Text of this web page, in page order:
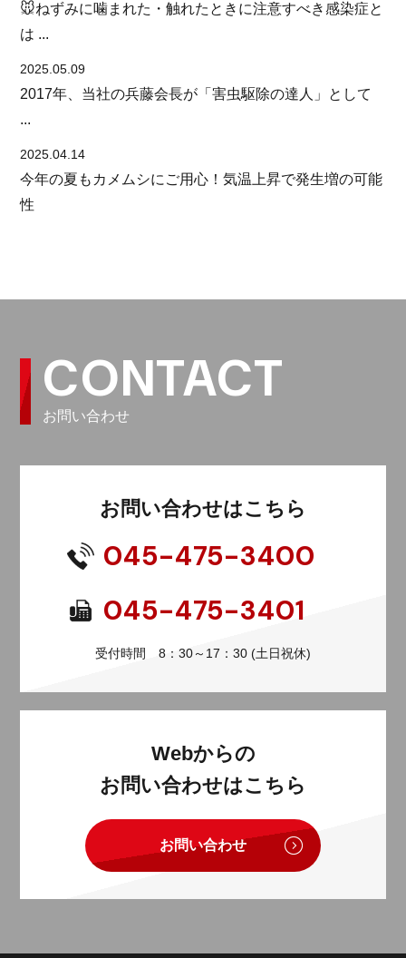
🐭ねずみに噛まれた・触れたときに注意すべき感染症と
は ...
2025.05.09
2017年、当社の兵藤会長が「害虫駆除の達人」として
...
2025.04.14
今年の夏もカメムシにご用心！気温上昇で発生増の可能
性
CONTACT
お問い合わせ
お問い合わせはこちら
045-475-3400
045-475-3401
受付時間 8：30～17：30 (土日祝休)
Webからの
お問い合わせはこちら
お問い合わせ